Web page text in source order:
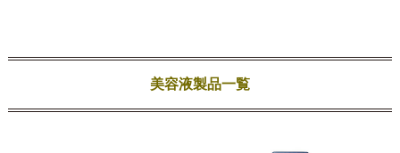
美容液製品一覧